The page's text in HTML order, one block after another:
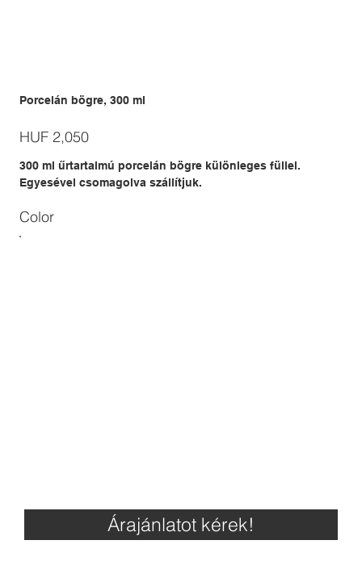
Porcelán bögre, 300 ml
Price
HUF 2,050
300 ml űrtartalmú porcelán bögre különleges füllel.
Egyesével csomagolva szállítjuk.
Color
Árajánlatot kérek!